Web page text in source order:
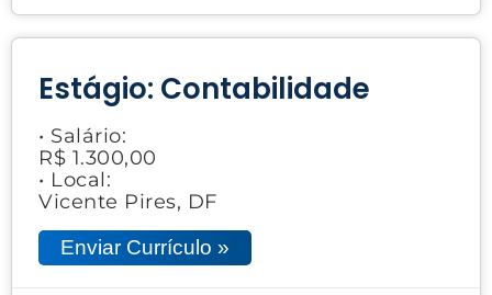
Estágio: Contabilidade
• Salário:
R$ 1.300,00
• Local:
Vicente Pires, DF
Enviar Currículo »